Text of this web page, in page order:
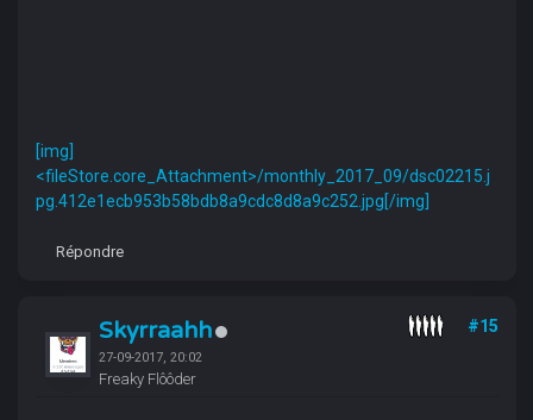
[img]
<fileStore.core_Attachment>/monthly_2017_09/dsc02215.j
pg.412e1ecb953b58bdb8a9cdc8d8a9c252.jpg[/img]
Répondre
Skyrraahh
27-09-2017, 20:02
Freaky Flôôder
#15